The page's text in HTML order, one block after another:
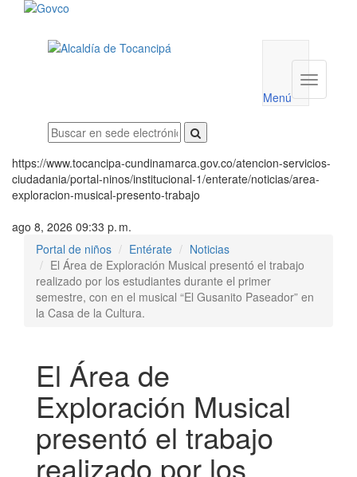
utilidades
Menú
Menú
https://www.tocancipa-cundinamarca.gov.co/atencion-servicios-
ciudadania/portal-ninos/institucional-1/enterate/noticias/area-
exploracion-musical-presento-trabajo
ago 8, 2026 09:33 p. m.
Portal de niños
Entérate
Noticias
El Área de Exploración Musical presentó el trabajo
realizado por los estudiantes durante el primer
semestre, con en el musical “El Gusanito Paseador” en
la Casa de la Cultura.
El Área de
Exploración Musical
presentó el trabajo
realizado por los